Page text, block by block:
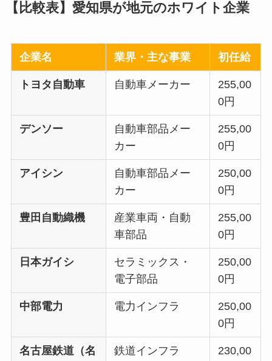
【比較表】愛知県が地元のホワイト企業
企業名 業界・主な事業 初任給
トヨタ自動車 自動車メーカー
255,00
0円
デンソー
自動車部品メー
カー
255,00
0円
アイシン
自動車部品メー
カー
250,00
0円
豊田自動織機
産業車両・自動
車部品
255,00
0円
日本ガイシ
セラミックス・
電子部品
250,00
0円
中部電力 電力インフラ
250,00
0円
名古屋鉄道（名
鉄道インフラ
230,00